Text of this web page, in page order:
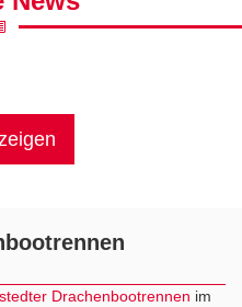
Drachenbootrennen im